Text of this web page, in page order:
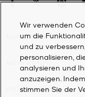
KUNDENDIENST
MEIN KONTO
UNTERNEHMEN
Wir verwenden
um die
und zu
personalisieren,
analysieren und
anzuzeigen.
stimmen Sie der